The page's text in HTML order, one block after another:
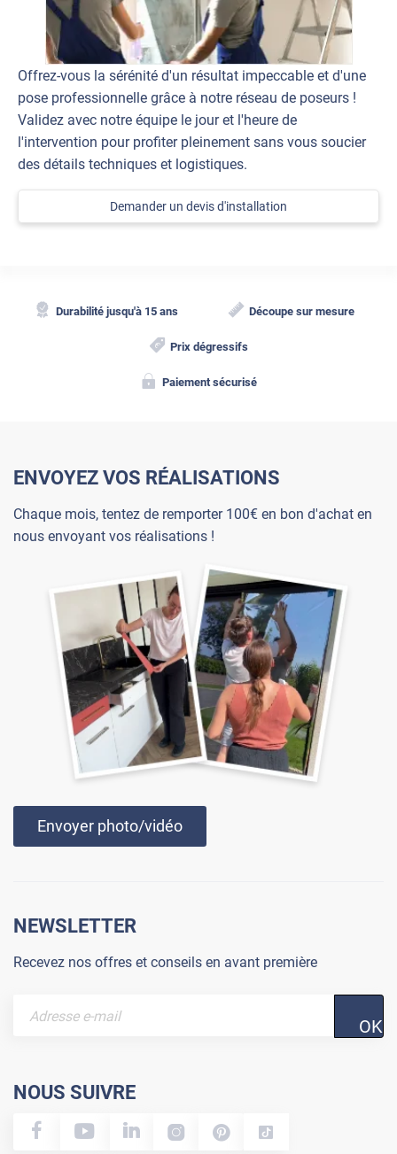
Offrez-vous la sérénité d'un résultat impeccable et d'une
pose professionnelle grâce à notre réseau de poseurs !
Validez avec notre équipe le jour et l'heure de
l'intervention pour profiter pleinement sans vous soucier
des détails techniques et logistiques.
Demander un devis d'installation
Durabilité jusqu'à 15 ans Découpe sur mesure
Prix dégressifs
Paiement sécurisé
ENVOYEZ VOS RÉALISATIONS
Chaque mois, tentez de remporter 100€ en bon d'achat en
nous envoyant vos réalisations !
Envoyer photo/vidéo
NEWSLETTER
Recevez nos offres et conseils en avant première
OK
NOUS SUIVRE